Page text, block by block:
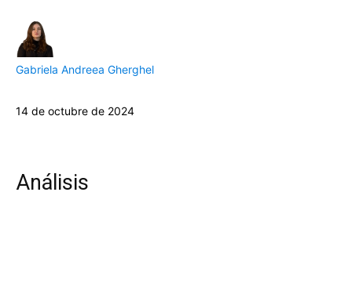
Gabriela Andreea Gherghel
14 de octubre de 2024
Análisis